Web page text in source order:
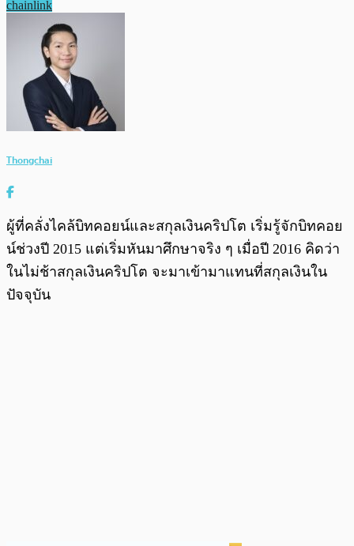
chainlink
Thongchai
ผู้ที่คลั่งไคล้บิทคอยน์และสกุลเงินคริปโต เริ่มรู้จักบิทคอย
น์ช่วงปี 2015 แต่เริ่มหันมาศึกษาจริง ๆ เมื่อปี 2016 คิดว่า
ในไม่ช้าสกุลเงินคริปโต จะมาเข้ามาแทนที่สกุลเงินใน
ปัจจุบัน